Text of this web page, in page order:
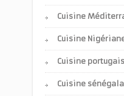
Cuisine
Cuisine
Cuisine
Cuisine